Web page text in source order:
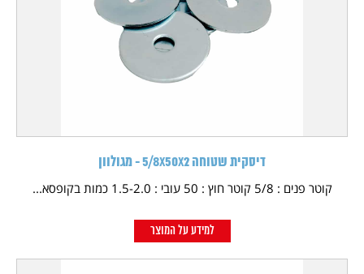
דיסקית שטוחה 5/8X50X2 - מגולוון
קוטר פנים : 5/8 קוטר חוץ : 50 עובי : 1.5-2.0 כמות בקופסא...
למידע על המוצר